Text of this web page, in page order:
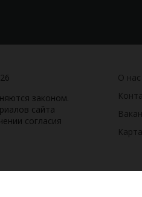
законом.
сайта
согласия
О нас